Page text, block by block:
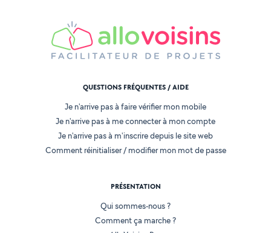
QUESTIONS FRÉQUENTES / AIDE
Je n'arrive pas à faire vérifier mon mobile
Je n'arrive pas à me connecter à mon compte
Je n'arrive pas à m'inscrire depuis le site web
Comment réinitialiser / modifier mon mot de passe
PRÉSENTATION
Qui sommes-nous ?
Comment ça marche ?